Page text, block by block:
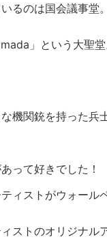
るのは国会議事堂。
」という大聖堂
機関銃を持った
って好きでした！
ストがウォール
ストのオリジナ